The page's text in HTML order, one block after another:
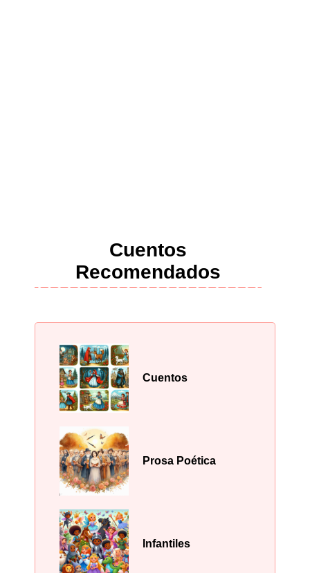
Cuentos
Recomendados
Cuentos
Prosa Poética
Infantiles